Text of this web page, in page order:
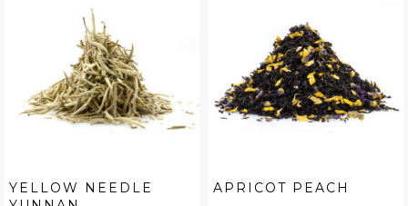
YELLOW NEEDLE
APRICOT PEACH